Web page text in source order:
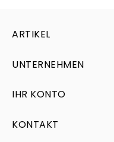
ARTIKEL
UNTERNEHMEN
IHR KONTO
KONTAKT